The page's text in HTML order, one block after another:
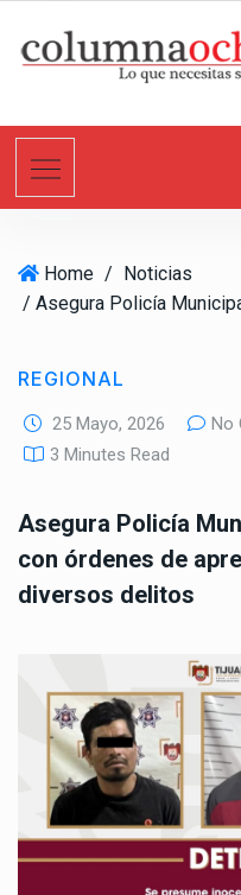
t
Home / Noticias
REGIONAL
25 Mayo, 2026 No
3 Minutes Read
Asegura Policía
con órdenes de
diversos delitos